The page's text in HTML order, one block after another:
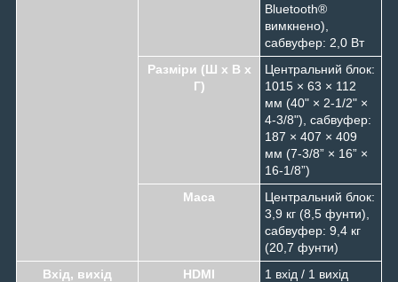
Bluetooth®
вимкнено),
сабвуфер: 2,0 Вт
Разміри (Ш x В x
Г)
Центральний блок:
1015 × 63 × 112
мм (40" × 2-1/2" ×
4-3/8"), сабвуфер:
187 × 407 × 409
мм (7-3/8” × 16” ×
16-1/8”)
Маса
Центральний блок:
3,9 кг (8,5 фунти),
сабвуфер: 9,4 кг
(20,7 фунти)
Вхід, вихід
HDMI
1 вхід / 1 вихід